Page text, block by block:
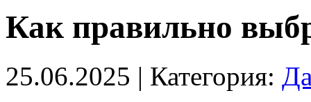
Как правильно
25.06.2025 | Категория: